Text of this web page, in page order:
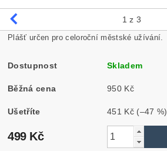
1 z 3
Plášť určen pro celoroční městské užívání.
Dostupnost Skladem
Běžná cena 950 Kč
Ušetříte 451 Kč (–47 %)
499 Kč